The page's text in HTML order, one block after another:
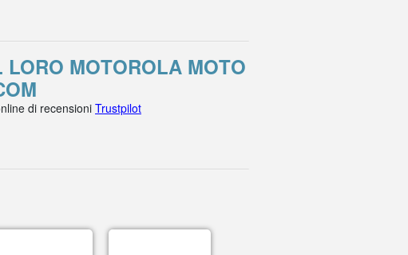
LORO MOTOROLA MOTO
di recensioni Trustpilot